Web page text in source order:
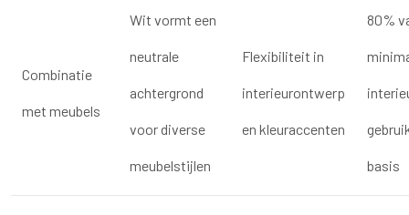
Combinatie
met meubels
Wit vormt een
neutrale
achtergrond
voor diverse
meubelstijlen
Flexibiliteit in
interieurontwerp
en kleuraccenten
80%
basis